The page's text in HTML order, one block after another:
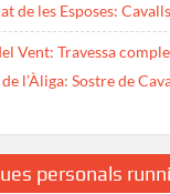
de les Esposes:
Vent: Travessa
l’Àliga: Sostre de
personals